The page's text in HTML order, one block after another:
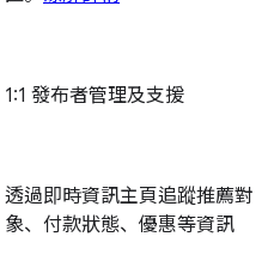
1:1 發布者管理及支援
透過即時資訊主頁追蹤推薦對
象、付款狀態、優惠等資訊